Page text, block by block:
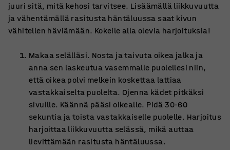
juuri sitä, mitä kehosi tarvitsee. Lisäämällä liikkuvuutta
ja vähentämällä rasitusta häntäluussa saat kivun
vähitellen häviämään. Kokeile alla olevia harjoituksia!
Makaa selälläsi. Nosta ja taivuta oikea jalka ja
anna sen laskeutua vasemmalle puolellesi niin,
että oikea polvi melkein koskettaa lattiaa
vastakkaiselta puolelta. Ojenna kädet pitkäksi
sivuille. Käännä pääsi oikealle. Pidä 30-60
sekuntia ja toista vastakkaiselle puolelle. Harjoitus
harjoittaa liikkuvuutta selässä, mikä auttaa
lievittämään rasitusta häntäluussa.